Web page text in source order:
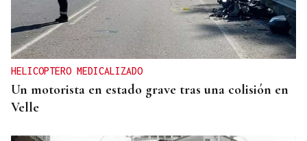
HELICOPTERO MEDICALIZADO
Un motorista en estado grave tras una colisión en
Velle